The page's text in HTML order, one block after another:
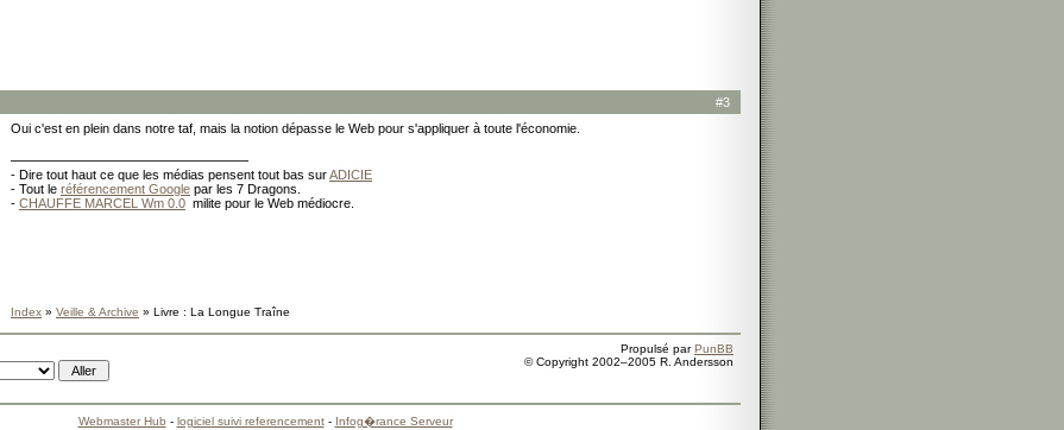
#3
Oui c'est en plein dans notre taf, mais la notion dépasse le Web pour s'appliquer à toute l'économie.
- Dire tout haut ce que les médias pensent tout bas surADICIE
- Tout le référencement Google par les 7 Dragons.
- CHAUFFE MARCEL Wm 0.0 milite pour le Web médiocre.
Index » Veille & Archive » Livre : La Longue Traîne
Propulsé parPunBB
© Copyright 2002–2005 R. Andersson
Webmaster Hub - logiciel suivi referencement- Infog�rance Serveur